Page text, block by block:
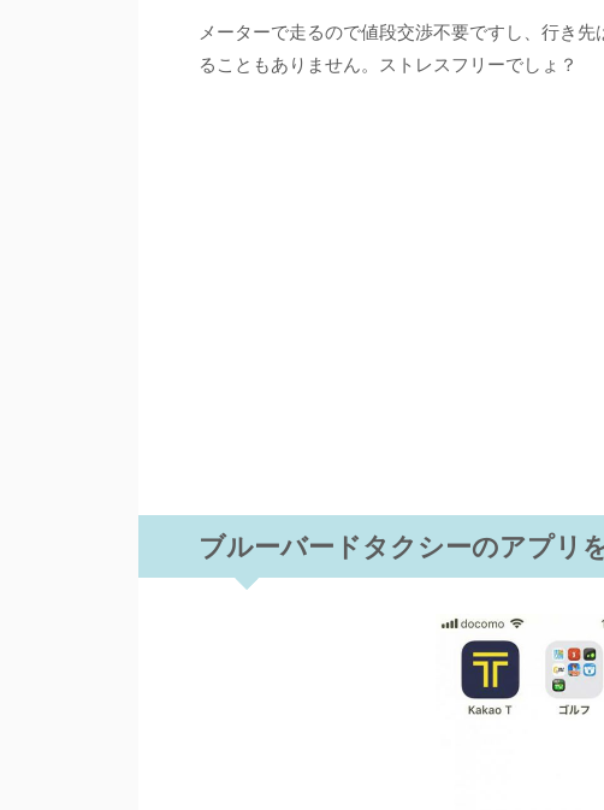
メーターで走るので値段交渉不要ですし、行き
ることもありません。ストレスフリーでしょ？
ブルーバードタクシーのアプリ